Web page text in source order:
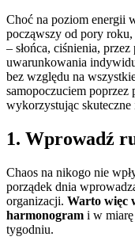
Choć na poziom energii
począwszy od pory
– słońca, ciśnienia,
uwarunkowania
bez względu na
samopoczuciem
wykorzystując skuteczne
1. Wprowadź
Chaos na nikogo nie
porządek dnia
organizacji. Warto więc
harmonogram i w
tygodniu.